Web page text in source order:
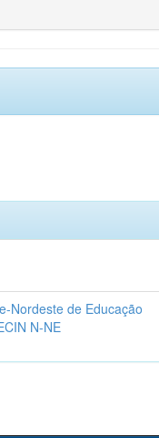
Nordeste de Educação
N-NE